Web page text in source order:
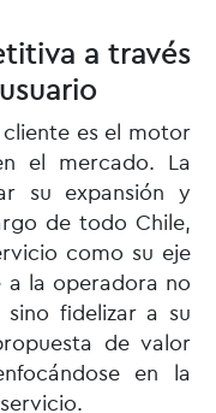
a través
es el motor
el mercado. La
su expansión y
de todo Chile,
como su eje
a la operadora no
sino fidelizar a su
de valor
en la